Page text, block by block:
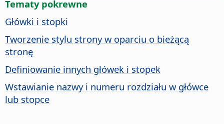
Tematy pokrewne
Główki i stopki
Tworzenie stylu strony w oparciu o bieżącą
stronę
Definiowanie innych główek i stopek
Wstawianie nazwy i numeru rozdziału w główce
lub stopce